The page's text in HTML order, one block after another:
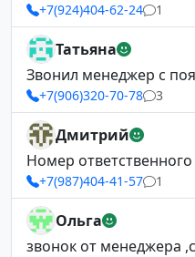
+7(924)404-62-24 1
Татьяна
Звонил менеджер с
+7(906)320-70-78 3
Дмитрий
Номер
+7(987)404-41-57 1
Ольга
звонок от менеджера